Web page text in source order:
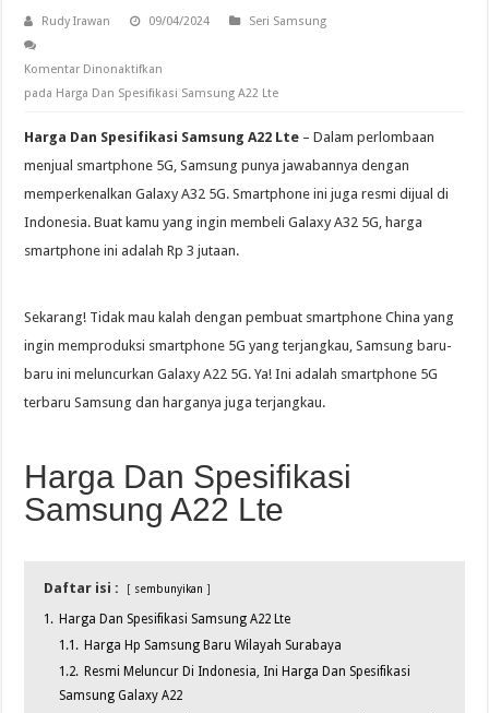
Rudy Irawan 09/04/2024 Seri Samsung
Komentar Dinonaktifkan
pada Harga Dan Spesifikasi Samsung A22 Lte
Harga Dan Spesifikasi Samsung A22 Lte – Dalam perlombaan
menjual smartphone 5G, Samsung punya jawabannya dengan
memperkenalkan Galaxy A32 5G. Smartphone ini juga resmi dijual di
Indonesia. Buat kamu yang ingin membeli Galaxy A32 5G, harga
smartphone ini adalah Rp 3 jutaan.
Sekarang! Tidak mau kalah dengan pembuat smartphone China yang
ingin memproduksi smartphone 5G yang terjangkau, Samsung baru-
baru ini meluncurkan Galaxy A22 5G. Ya! Ini adalah smartphone 5G
terbaru Samsung dan harganya juga terjangkau.
Harga Dan Spesifikasi
Samsung A22 Lte
Daftar isi : sembunyikan
1. Harga Dan Spesifikasi Samsung A22 Lte
1.1. Harga Hp Samsung Baru Wilayah Surabaya
1.2. Resmi Meluncur Di Indonesia, Ini Harga Dan Spesifikasi
Samsung Galaxy A22